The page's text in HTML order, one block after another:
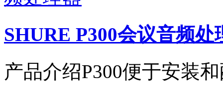
SHURE P300会议音频处
产品介绍P300便于安装